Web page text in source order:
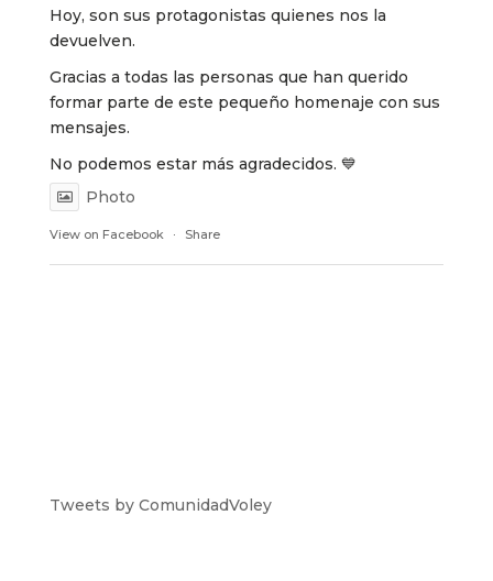
Hoy, son sus protagonistas quienes nos la
devuelven.
Gracias a todas las personas que han querido
formar parte de este pequeño homenaje con sus
mensajes.
No podemos estar más agradecidos. 💙
Photo
View on Facebook · Share
Tweets by ComunidadVoley